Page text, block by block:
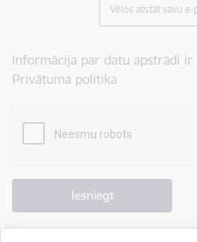
Vēlos atstāt savu e-
Informācija par datu apstrādi ir
Privātuma politika